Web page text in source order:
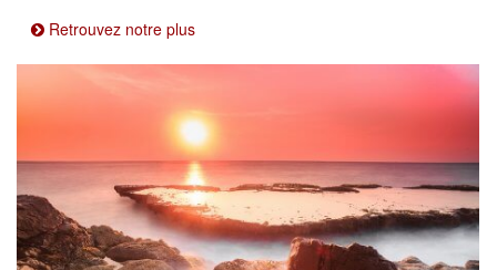
Retrouvez notre plus